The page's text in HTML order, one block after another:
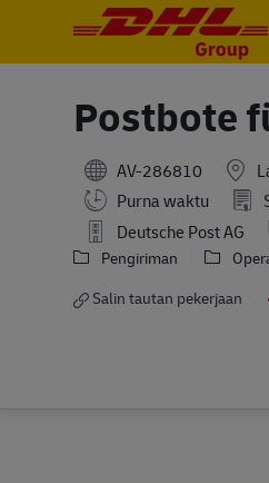
Postbote
AV-286810
Purna waktu
Deutsche Post AG
Pengiriman
Salin tautan pekerjaan